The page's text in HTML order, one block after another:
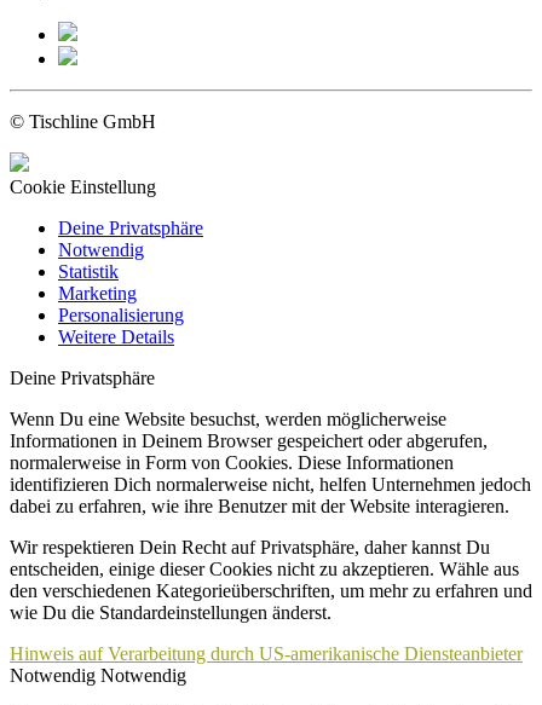
© Tischline GmbH
Cookie Einstellung
Deine Privatsphäre
Notwendig
Statistik
Marketing
Personalisierung
Weitere Details
Deine Privatsphäre
Wenn Du eine Website besuchst, werden möglicherweise
Informationen in Deinem Browser gespeichert oder abgerufen,
normalerweise in Form von Cookies. Diese Informationen
identifizieren Dich normalerweise nicht, helfen Unternehmen jedoch
dabei zu erfahren, wie ihre Benutzer mit der Website interagieren.
Wir respektieren Dein Recht auf Privatsphäre, daher kannst Du
entscheiden, einige dieser Cookies nicht zu akzeptieren. Wähle aus
den verschiedenen Kategorieüberschriften, um mehr zu erfahren und
wie Du die Standardeinstellungen änderst.
Hinweis auf Verarbeitung durch US-amerikanische Diensteanbieter
Notwendig Notwendig